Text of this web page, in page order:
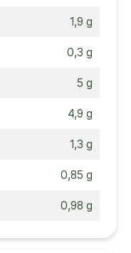
1,9 g
0,3 g
5 g
4,9 g
1,3 g
0,85 g
0,98 g